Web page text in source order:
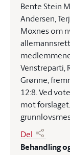
Bente Stein
Andersen,
Moxnes om
Venstreparti,
Grønne,
12:8. Ved
mot
Del
Behandling